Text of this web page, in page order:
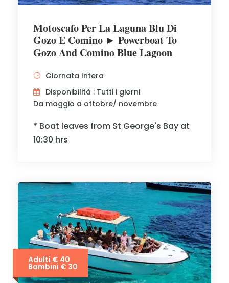
Motoscafo Per La Laguna Blu Di
Gozo E Comino ► Powerboat To
Gozo And Comino Blue Lagoon
Giornata Intera
Disponibilità : Tutti i giorni
Da maggio a ottobre/ novembre
* Boat leaves from St George's Bay at
10:30 hrs
Adulti € 40
Bambini € 30